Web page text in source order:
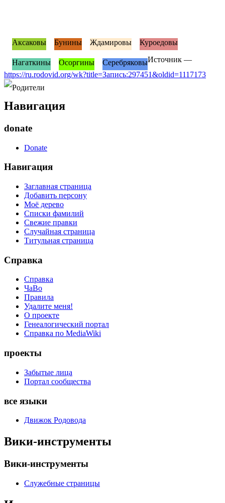
Родители
Аксаковы Бунины Ждамировы Куроедовы
Нагаткины Осоргины СеребряковыИсточник —
https://ru.rodovid.org/wk?title=Запись:297451&oldid=1117173
Навигация
donate
Donate
Навигация
Заглавная страница
Добавить персону
Моё дерево
Списки фамилий
Свежие правки
Случайная страница
Титульная страница
Справка
Справка
ЧаВо
Правила
Удалите меня!
О проекте
Генеалогический портал
Справка по MediaWiki
проекты
Забытые лица
Портал сообщества
все языки
Движок Родовода
Вики-инструменты
Вики-инструменты
Служебные страницы